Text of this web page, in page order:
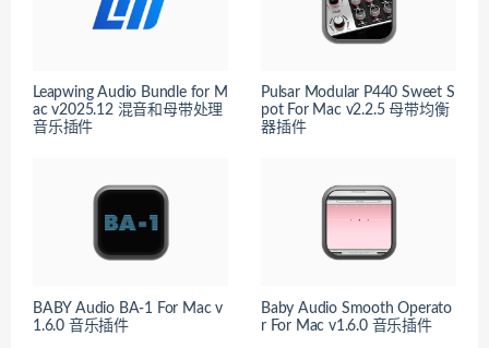
Leapwing Audio Bundle for M
ac v2025.12 混音和母带处理
音乐插件
Pulsar Modular P440 Sweet S
pot For Mac v2.2.5 母带均衡
器插件
BABY Audio BA-1 For Mac v
1.6.0 音乐插件
Baby Audio Smooth Operato
r For Mac v1.6.0 音乐插件